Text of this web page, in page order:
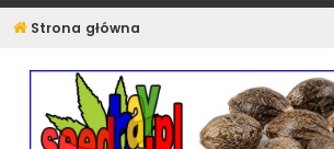
Strona główna